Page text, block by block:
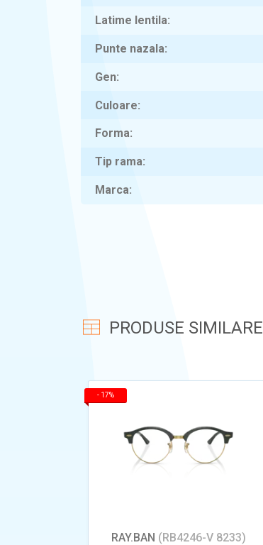
Latime lentila
Punte nazala
Gen
Culoare
Forma
Tip rama
Marca
PRODUSE SIMILARE
- 17%
RAY.BAN (RB4246-V 8233)